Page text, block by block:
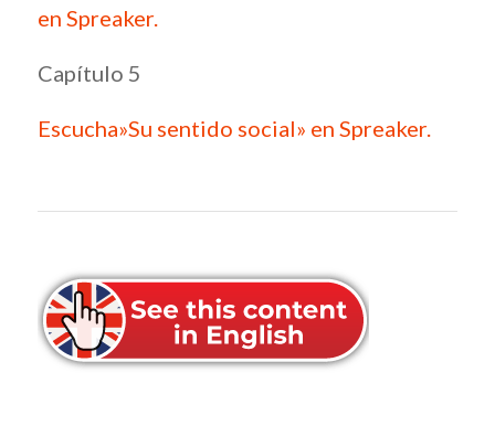
en Spreaker.
Capítulo 5
Escucha»Su sentido social» en Spreaker.